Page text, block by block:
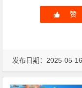
赞
发布日期：2025-05-